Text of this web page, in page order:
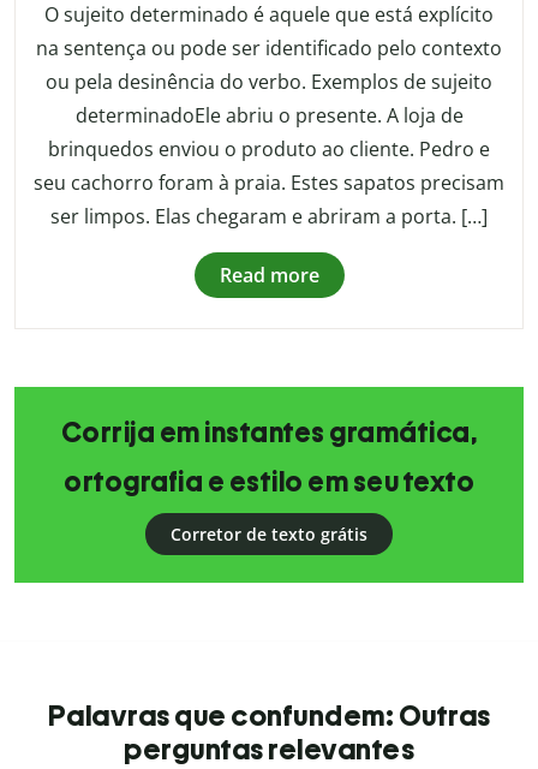
O sujeito determinado é aquele que está explícito
na sentença ou pode ser identificado pelo contexto
ou pela desinência do verbo. Exemplos de sujeito
determinadoEle abriu o presente. A loja de
brinquedos enviou o produto ao cliente. Pedro e
seu cachorro foram à praia. Estes sapatos precisam
ser limpos. Elas chegaram e abriram a porta. […]
Read more
Corrija em instantes gramática,
ortografia e estilo em seu texto
Corretor de texto grátis
Palavras que confundem: Outras
perguntas relevantes